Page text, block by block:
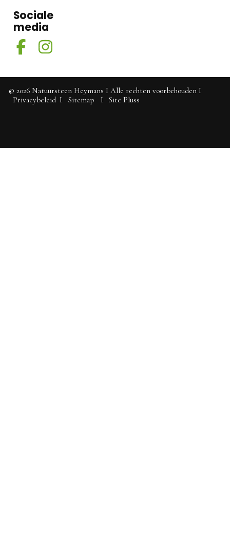
Sociale
media
© 2026 Natuursteen Heymans I Alle rechten voorbehouden I
Privacybeleid I Sitemap I Site Pluss